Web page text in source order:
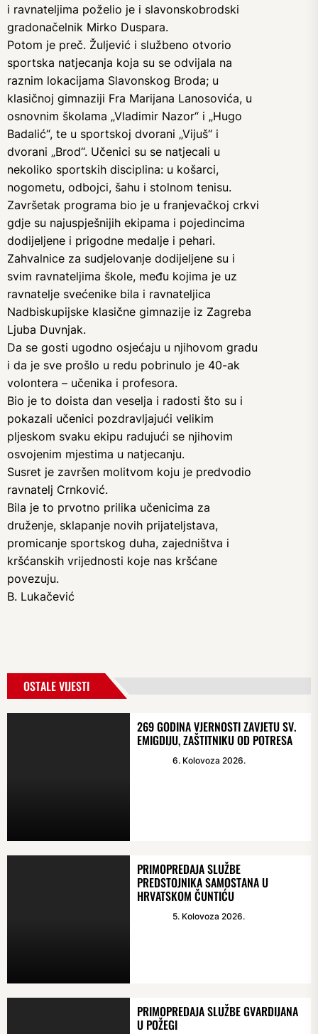
i ravnateljima poželio je i slavonskobrodski
gradonačelnik Mirko Duspara.
Potom je preč. Žuljević i službeno otvorio
sportska natjecanja koja su se odvijala na
raznim lokacijama Slavonskog Broda; u
klasičnoj gimnaziji Fra Marijana Lanosovića, u
osnovnim školama „Vladimir Nazor“ i „Hugo
Badalić“, te u sportskoj dvorani „Vijuš“ i
dvorani „Brod“. Učenici su se natjecali u
nekoliko sportskih disciplina: u košarci,
nogometu, odbojci, šahu i stolnom tenisu.
Završetak programa bio je u franjevačkoj crkvi
gdje su najuspješnijih ekipama i pojedincima
dodijeljene i prigodne medalje i pehari.
Zahvalnice za sudjelovanje dodijeljene su i
svim ravnateljima škole, među kojima je uz
ravnatelje svećenike bila i ravnateljica
Nadbiskupijske klasične gimnazije iz Zagreba
Ljuba Duvnjak.
Da se gosti ugodno osjećaju u njihovom gradu
i da je sve prošlo u redu pobrinulo je 40-ak
volontera – učenika i profesora.
Bio je to doista dan veselja i radosti što su i
pokazali učenici pozdravljajući velikim
pljeskom svaku ekipu radujući se njihovim
osvojenim mjestima u natjecanju.
Susret je završen molitvom koju je predvodio
ravnatelj Crnković.
Bila je to prvotno prilika učenicima za
druženje, sklapanje novih prijateljstava,
promicanje sportskog duha, zajedništva i
kršćanskih vrijednosti koje nas kršćane
povezuju.
B. Lukačević
OSTALE VIJESTI
269 GODINA VJERNOSTI ZAVJETU SV.
EMIGDIJU, ZAŠTITNIKU OD POTRESA
6. Kolovoza 2026.
PRIMOPREDAJA SLUŽBE
PREDSTOJNIKA SAMOSTANA U
HRVATSKOM ČUNTIĆU
5. Kolovoza 2026.
PRIMOPREDAJA SLUŽBE GVARDIJANA
U POŽEGI